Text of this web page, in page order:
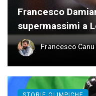
Francesco
supermassimi a
Francesco Canu